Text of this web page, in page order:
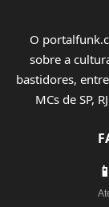
O
sobre a
bastidores,
MCs de SP,
📱